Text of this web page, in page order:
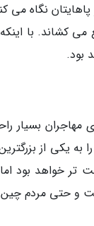
در زیر پاهایتان
کشاند. با
بود.
بسیار
این شهر را به یکی
خواهد بود
و حتی مردم چین